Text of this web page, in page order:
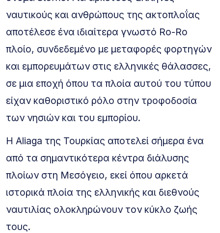
ναυτικούς και ανθρώπους της ακτοπλοΐας
αποτέλεσε ένα ιδιαίτερα γνωστό Ro-Ro
πλοίο, συνδεδεμένο με μεταφορές φορτηγών
και εμπορευμάτων στις ελληνικές θάλασσες,
σε μια εποχή όπου τα πλοία αυτού του τύπου
είχαν καθοριστικό ρόλο στην τροφοδοσία
των νησιών και του εμπορίου.
Η Aliaga της Τουρκίας αποτελεί σήμερα ένα
από τα σημαντικότερα κέντρα διάλυσης
πλοίων στη Μεσόγειο, εκεί όπου αρκετά
ιστορικά πλοία της ελληνικής και διεθνούς
ναυτιλίας ολοκληρώνουν τον κύκλο ζωής
τους.